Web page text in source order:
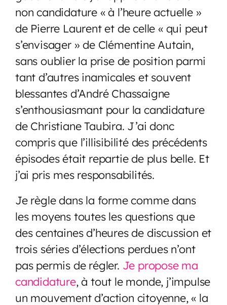
non candidature « à l’heure actuelle »
de Pierre Laurent et de celle « qui peut
s’envisager » de Clémentine Autain,
sans oublier la prise de position parmi
tant d’autres inamicales et souvent
blessantes d’André Chassaigne
s’enthousiasmant pour la candidature
de Christiane Taubira. J’ai donc
compris que l’illisibilité des précédents
épisodes était repartie de plus belle. Et
j’ai pris mes responsabilités.
Je règle dans la forme comme dans
les moyens toutes les questions que
des centaines d’heures de discussion et
trois séries d’élections perdues n’ont
pas permis de régler. Je propose ma
candidature, à tout le monde, j’impulse
un mouvement d’action citoyenne, « la